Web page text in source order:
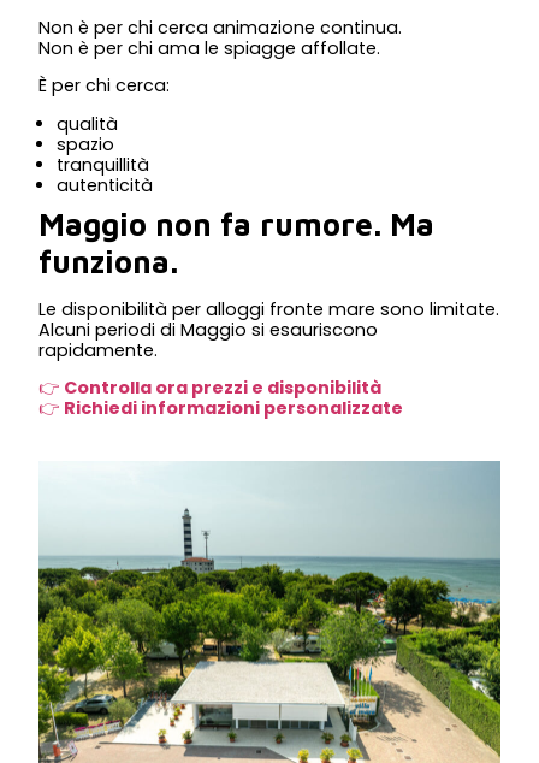
Non è per chi cerca animazione continua.
Non è per chi ama le spiagge affollate.
È per chi cerca:
qualità
spazio
tranquillità
autenticità
Maggio non fa rumore. Ma
funziona.
Le disponibilità per alloggi fronte mare sono limitate.
Alcuni periodi di Maggio si esauriscono
rapidamente.
👉 Controlla ora prezzi e disponibilità
👉 Richiedi informazioni personalizzate